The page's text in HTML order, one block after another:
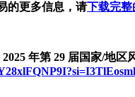
的更多信息，请下载完整
年第 29 届国家/地区